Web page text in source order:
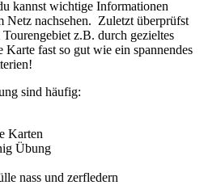
kannst wichtige Informationen
Netz nachsehen. Zuletzt überprüfst
z.B. durch gezieltes
fast so gut wie ein spannendes
sind häufig:
Karten
Übung
nass und zerfledern